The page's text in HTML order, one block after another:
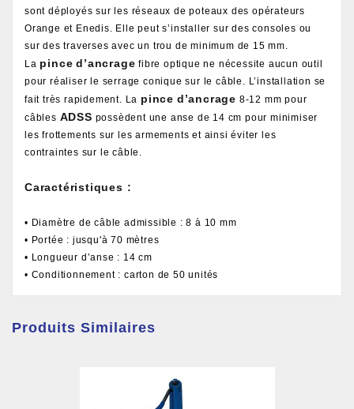
sont déployés sur les réseaux de poteaux des opérateurs
Orange et Enedis. Elle peut s’installer sur des consoles ou
sur des traverses avec un trou de minimum de 15 mm.
La pince d’ancrage fibre optique ne nécessite aucun outil
pour réaliser le serrage conique sur le câble. L’installation se
fait très rapidement. La pince d’ancrage 8-12 mm pour
câbles ADSS possèdent une anse de 14 cm pour minimiser
les frottements sur les armements et ainsi éviter les
contraintes sur le câble.
Caractéristiques :
• Diamètre de câble admissible : 8 à 10 mm
• Portée : jusqu'à 70 mètres
• Longueur d’anse : 14 cm
• Conditionnement : carton de 50 unités
Produits Similaires